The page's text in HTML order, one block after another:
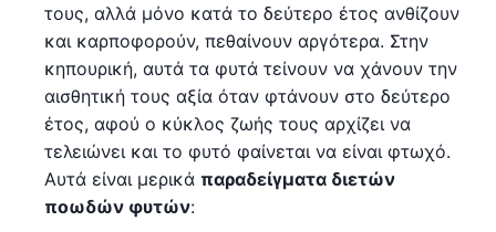
τους, αλλά μόνο κατά το δεύτερο έτος ανθίζουν
και καρποφορούν, πεθαίνουν αργότερα. Στην
κηπουρική, αυτά τα φυτά τείνουν να χάνουν την
αισθητική τους αξία όταν φτάνουν στο δεύτερο
έτος, αφού ο κύκλος ζωής τους αρχίζει να
τελειώνει και το φυτό φαίνεται να είναι φτωχό.
Αυτά είναι μερικά παραδείγματα διετών
ποωδών φυτών: